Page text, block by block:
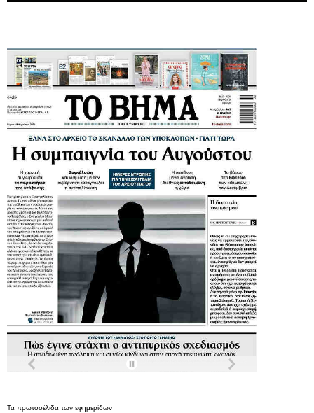
Τα πρωτοσέλιδα των εφημερίδων